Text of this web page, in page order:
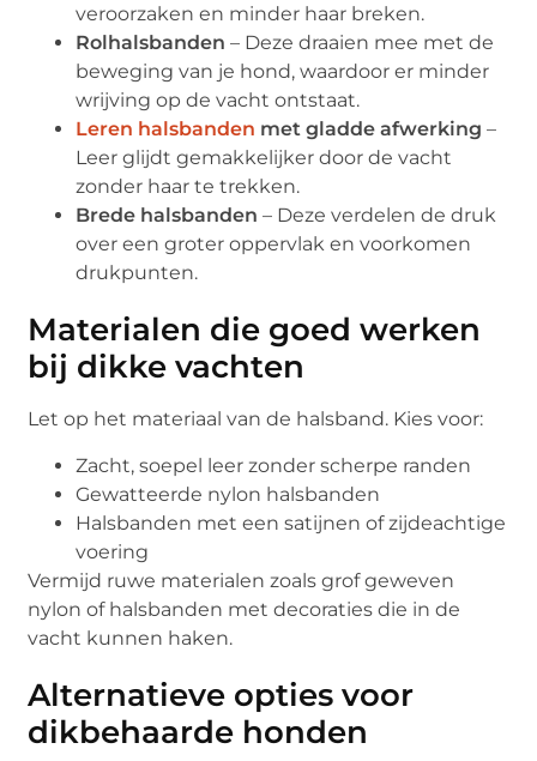
veroorzaken en minder haar breken.
Rolhalsbanden – Deze draaien mee met de
beweging van je hond, waardoor er minder
wrijving op de vacht ontstaat.
Leren halsbanden met gladde afwerking –
Leer glijdt gemakkelijker door de vacht
zonder haar te trekken.
Brede halsbanden – Deze verdelen de druk
over een groter oppervlak en voorkomen
drukpunten.
Materialen die goed werken
bij dikke vachten
Let op het materiaal van de halsband. Kies voor:
Zacht, soepel leer zonder scherpe randen
Gewatteerde nylon halsbanden
Halsbanden met een satijnen of zijdeachtige
voering
Vermijd ruwe materialen zoals grof geweven
nylon of halsbanden met decoraties die in de
vacht kunnen haken.
Alternatieve opties voor
dikbehaarde honden